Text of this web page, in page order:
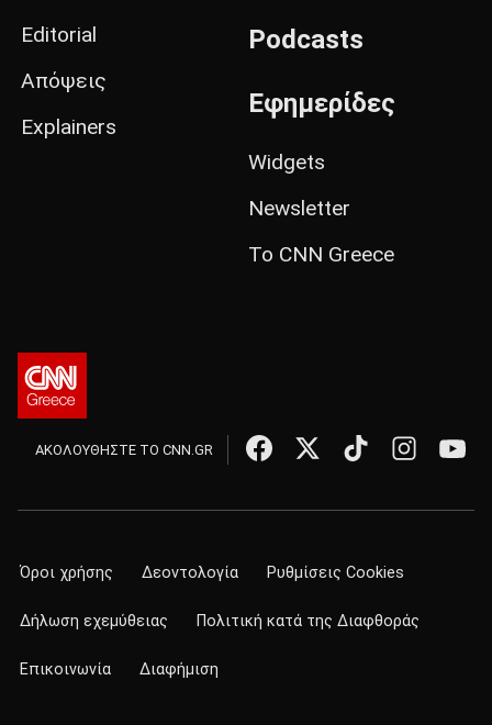
Editorial
Απόψεις
Explainers
Podcasts
Εφημερίδες
Widgets
Newsletter
Το CNN Greece
ΑΚΟΛΟΥΘΗΣΤΕ ΤΟ CNN.GR
Όροι χρήσης Δεοντολογία Ρυθμίσεις Cookies
Δήλωση εχεμύθειας Πολιτική κατά της Διαφθοράς
Επικοινωνία Διαφήμιση